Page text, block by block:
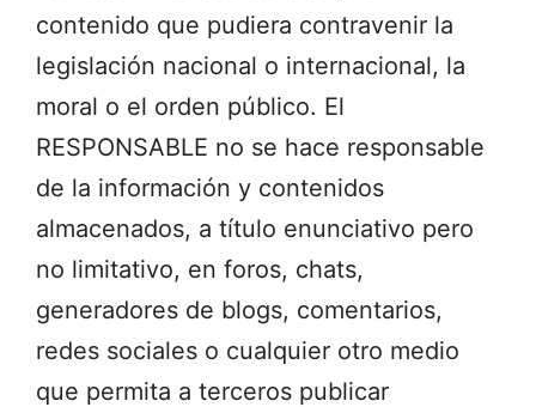
contenido que pudiera contravenir la
legislación nacional o internacional, la
moral o el orden público. El
RESPONSABLE no se hace responsable
de la información y contenidos
almacenados, a título enunciativo pero
no limitativo, en foros, chats,
generadores de blogs, comentarios,
redes sociales o cualquier otro medio
que permita a terceros publicar